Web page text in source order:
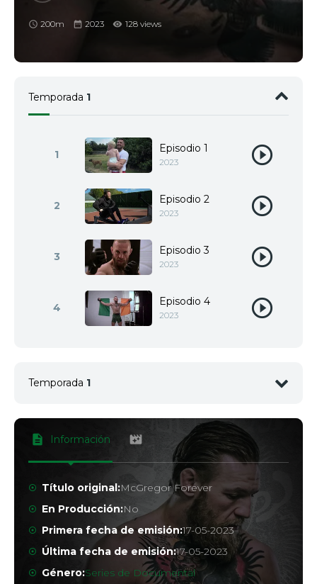
200m 2023 128 views
Temporada 1
1 Episodio 1
2023
2 Episodio 2
2023
3 Episodio 3
2023
4 Episodio 4
2023
Temporada 1
2 Episodio 2
2023
3 Episodio 3
2023
4 Episodio 4
2023
Información
Título original:McGregor Forever
En Producción:No
Primera fecha de emisión:17-05-2023
Última fecha de emisión:17-05-2023
Género:Series de Documental